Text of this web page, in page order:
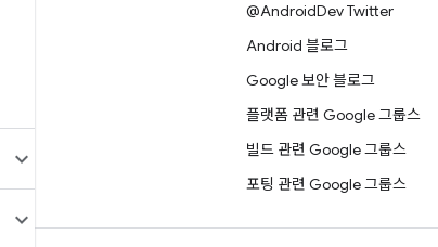
@AndroidDev Twitter
Android 블로그
Google 보안 블로그
플랫폼 관련 Google 그룹스
빌드 관련 Google 그룹스
포팅 관련 Google 그룹스